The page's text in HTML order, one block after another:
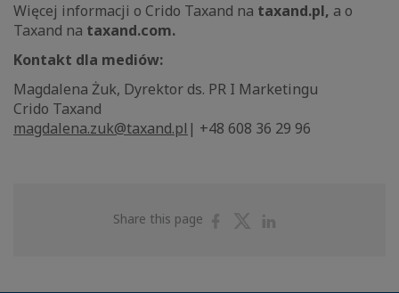
Więcej informacji o Crido Taxand na taxand.pl, a o
Taxand na taxand.com.
Kontakt dla mediów:
Magdalena Żuk, Dyrektor ds. PR I Marketingu
Crido Taxand
magdalena.zuk@taxand.pl | +48 608 36 29 96
Share this page
ShareShare